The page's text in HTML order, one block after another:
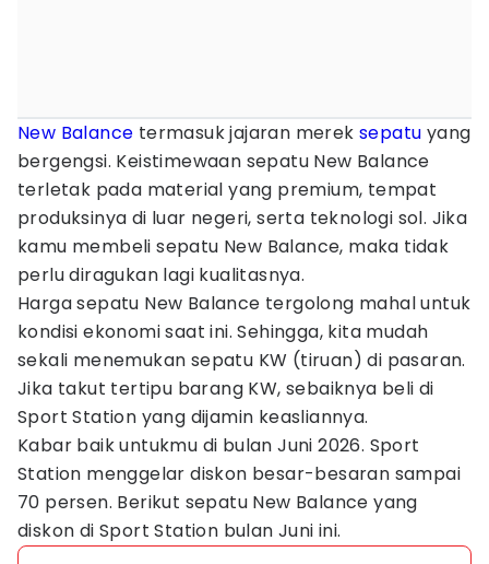
New Balance termasuk jajaran mereksepatu yang
bergengsi. Keistimewaan sepatu New Balance
terletak pada material yang premium, tempat
produksinya di luar negeri, serta teknologi sol. Jika
kamu membeli sepatu New Balance, maka tidak
perlu diragukan lagi kualitasnya.
Harga sepatu New Balance tergolong mahal untuk
kondisi ekonomi saat ini. Sehingga, kita mudah
sekali menemukan sepatu KW (tiruan) di pasaran.
Jika takut tertipu barang KW, sebaiknya beli di
Sport Station yang dijamin keasliannya.
Kabar baik untukmu di bulan Juni 2026. Sport
Station menggelar diskon besar-besaran sampai
70 persen. Berikut sepatu New Balance yang
diskon di Sport Station bulan Juni ini.